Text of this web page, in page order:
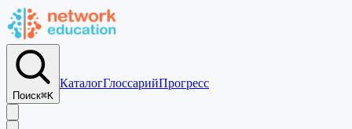
Поиск⌘K
КаталогГлоссарийПрогресс